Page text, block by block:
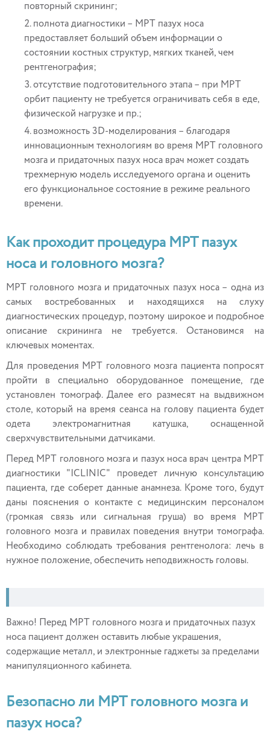
повторный скрининг;
полнота диагностики – МРТ пазух носа
предоставляет больший объем информации о
состоянии костных структур, мягких тканей, чем
рентгенография;
отсутствие подготовительного этапа – при МРТ
орбит пациенту не требуется ограничивать себя в еде,
физической нагрузке и пр.;
возможность 3D-моделирования – благодаря
инновационным технологиям во время МРТ головного
мозга и придаточных пазух носа врач может создать
трехмерную модель исследуемого органа и оценить
его функциональное состояние в режиме реального
времени.
Как проходит процедура МРТ пазух
носа и головного мозга?
МРТ головного мозга и придаточных пазух носа – одна из
самых востребованных и находящихся на слуху
диагностических процедур, поэтому широкое и подробное
описание скрининга не требуется. Остановимся на
ключевых моментах.
Для проведения МРТ головного мозга пациента попросят
пройти в специально оборудованное помещение, где
установлен томограф. Далее его размесят на выдвижном
столе, который на время сеанса на голову пациента будет
одета электромагнитная катушка, оснащенной
сверхчувствительными датчиками.
Перед МРТ головного мозга и пазух носа врач центра МРТ
диагностики "ICLINIC" проведет личную консультацию
пациента, где соберет данные анамнеза. Кроме того, будут
даны пояснения о контакте с медицинским персоналом
(громкая связь или сигнальная груша) во время МРТ
головного мозга и правилах поведения внутри томографа.
Необходимо соблюдать требования рентгенолога: лечь в
нужное положение, обеспечить неподвижность головы.
Важно! Перед МРТ головного мозга и придаточных пазух
носа пациент должен оставить любые украшения,
содержащие металл, и электронные гаджеты за пределами
манипуляционного кабинета.
Безопасно ли МРТ головного мозга и
пазух носа?